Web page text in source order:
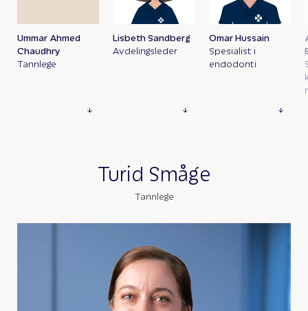
Ummar Ahmed
Chaudhry
Tannlege
Lisbeth Sandberg
Avdelingsleder
Omar Hussain
Spesialist i
endodonti
Turid Småge
Tannlege